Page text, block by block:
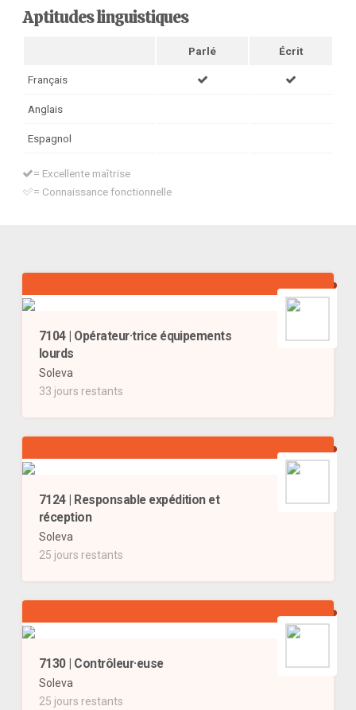
Aptitudes linguistiques
Parlé Écrit
Français
Anglais
Espagnol
= Excellente maîtrise
= Connaissance fonctionnelle
7104 | Opérateur·trice équipements
lourds
Soleva
33 jours restants
7124 | Responsable expédition et
réception
Soleva
25 jours restants
7130 | Contrôleur·euse
Soleva
25 jours restants